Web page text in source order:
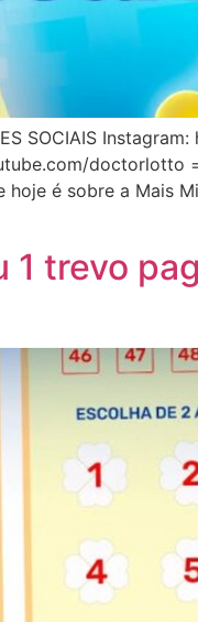
SOCIAIS
é sobre a Mais
trevo